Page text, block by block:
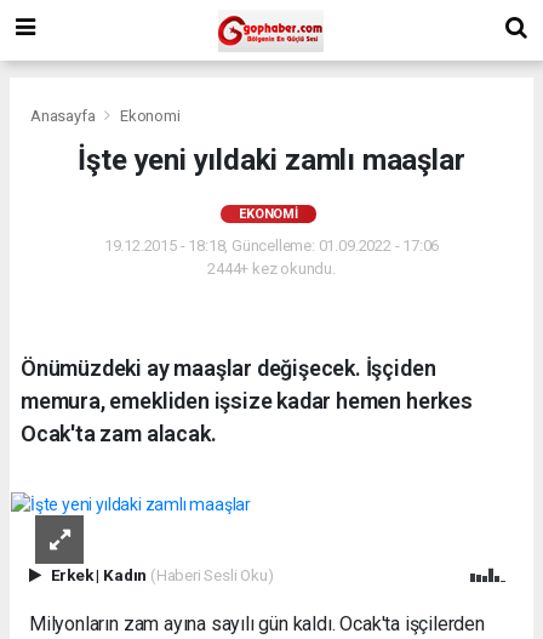
Anasayfa Ekonomi
İşte yeni yıldaki zamlı maaşlar
EKONOMI
19.12.2015 - 18:18, Güncelleme: 01.09.2022 - 17:06
2444+ kez okundu.
Önümüzdeki ay maaşlar değişecek. İşçiden
memura, emekliden işsize kadar hemen herkes
Ocak'ta zam alacak.
Erkek| Kadın (Haberi Sesli Oku)
Milyonların zam ayına sayılı gün kaldı. Ocak'ta işçilerden